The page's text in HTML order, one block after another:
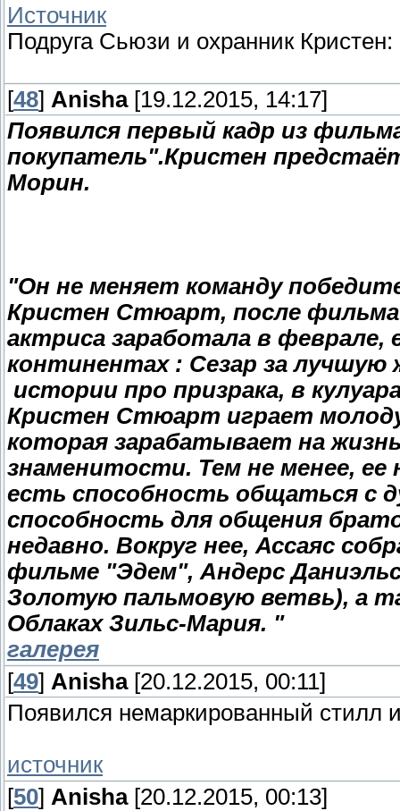
Источник
Подруга Сьюзи и охранник Кристен:
[48] Anisha[19.12.2015, 14:17]
Появился первый кадр из
покупатель".Кристен
Морин.
"Он не меняет команду
Кристен Стюарт, после
актриса заработала в
континентах : Сезар за лучшую
истории про призрака, в
Кристен Стюарт играет
которая зарабатывает на
знаменитости. Тем не менее,
есть способность общаться с
способность для общения
недавно. Вокруг нее, Ассаяс
фильме "Эдем", Андерс
Золотую пальмовую ветвь), а
Облаках Зильс-Мария. "
галерея
[49] Anisha[20.12.2015, 00:11]
Появился немаркированный стилл
источник
[50] Anisha[20.12.2015, 00:13]